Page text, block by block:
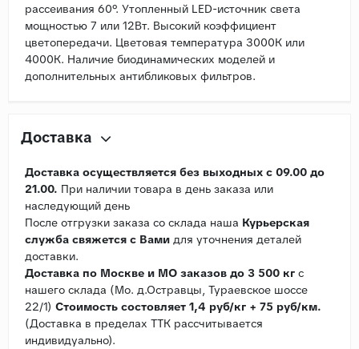
рассеивания 60°. Утопленный LED-источник света
мощностью 7 или 12Вт. Высокий коэффициент
цветопередачи. Цветовая температура 3000К или
4000К. Наличие биодинамических моделей и
дополнительных антибликовых фильтров.
Доставка
Доставка осуществляется без выходных с 09.00 до
21.00. При наличии товара в день заказа или
наследующий день
После отгрузки заказа со склада наша Курьерская
служба свяжется с Вами для уточнения деталей
доставки.
Доставка по Москве и МО заказов до 3 500 кг с
нашего склада (Мо. д.Остравцы, Тураевское шоссе
22/1) Стоимость состовляет 1,4 руб/кг + 75 руб/км.
(Доставка в пределах ТТК рассчитывается
индивидуально).